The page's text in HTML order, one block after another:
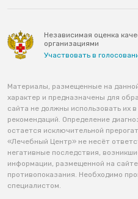
Материалы, размещенные на
характер и предназначены для
сайта не должны использовать их
рекомендаций. Определение
остается исключительной
«Лечебный Центр» не несёт
негативные последствия,
информации, размещенной на
противопоказания. Необходимо
специалистом.
Независимая оценка
организациями
Участвовать в